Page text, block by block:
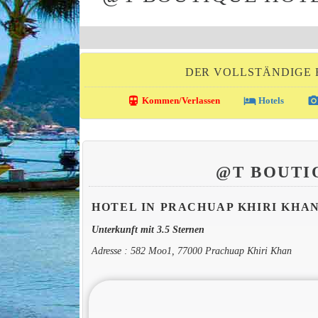
DER VOLLSTÄNDIGE
directions_transit Kommen/Verlassen local_hotelHotels
@T
HOTEL IN PRACHUAP KHIRI KHAN
Unterkunft mit 3.5 Sternen
Adresse : 582 Moo1, 77000 Prachuap Khiri Khan